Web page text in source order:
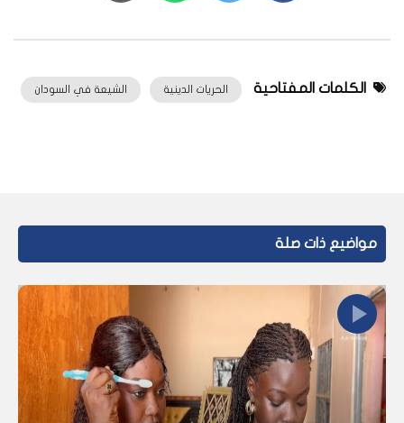
الكلمات المفتاحية الحريات الدينية الشيعة في السودان
مواضيع ذات صلة